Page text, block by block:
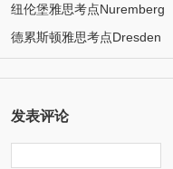
纽伦堡雅思考点Nuremberg
德累斯顿雅思考点Dresden
发表评论